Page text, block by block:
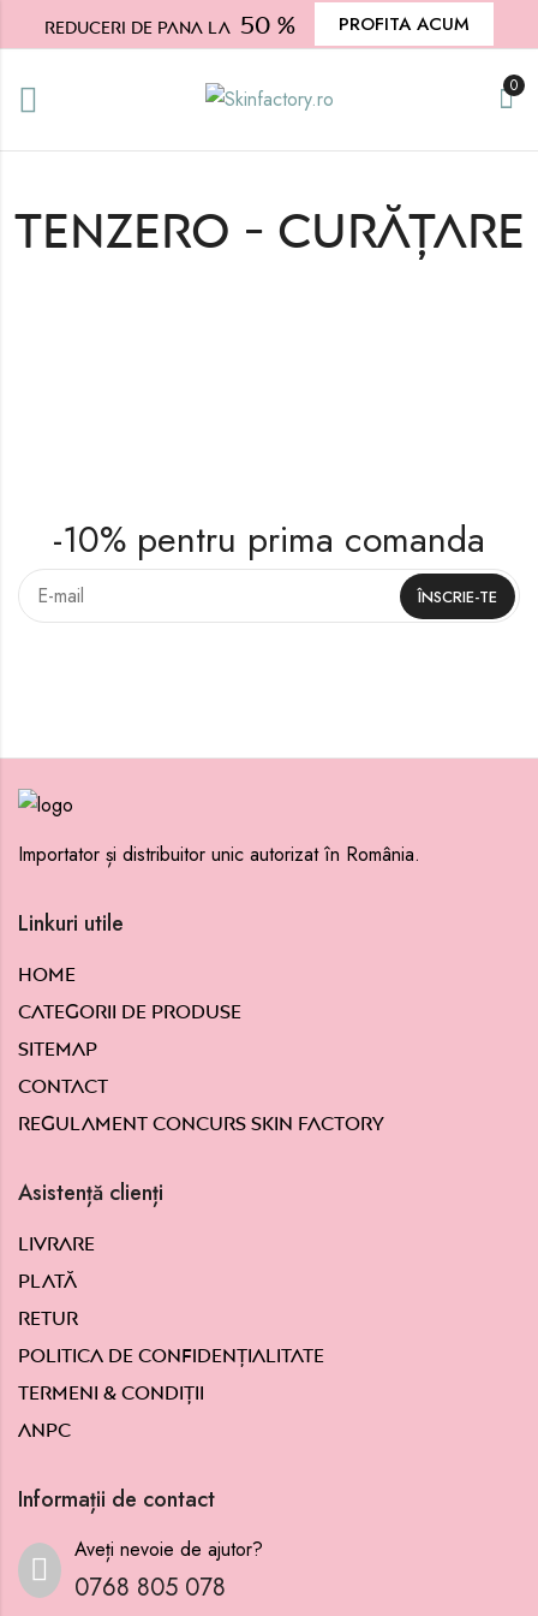
Reduceri de pana la 50 % PROFITA ACUM
0
Tenzero - Curățare
-10% pentru prima comanda
Importator și distribuitor unic autorizat în România.
Linkuri utile
Home
Categorii de produse
Sitemap
Contact
Regulament concurs Skin Factory
Asistență clienți
Livrare
Plată
Retur
Politica de confidențialitate
Termeni & condiții
ANPC
Informații de contact
Aveți nevoie de ajutor?
0768 805 078